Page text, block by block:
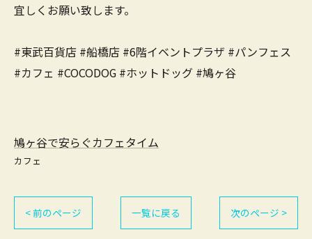
宜しくお願い致します。
#東武百貨店 #船橋店 #6階イベントプラザ #パンフェス
#カフェ #COCODOG #ホットドッグ #鳩ヶ谷
鳩ヶ谷で安らぐカフェタイム
カフェ
< 前のページ 一覧に戻る 次のページ >